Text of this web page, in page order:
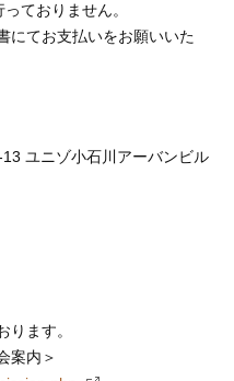
ておりません。
にてお支払いをお願いいた
ユニゾ小石川アーバンビル
ります。
案内＞